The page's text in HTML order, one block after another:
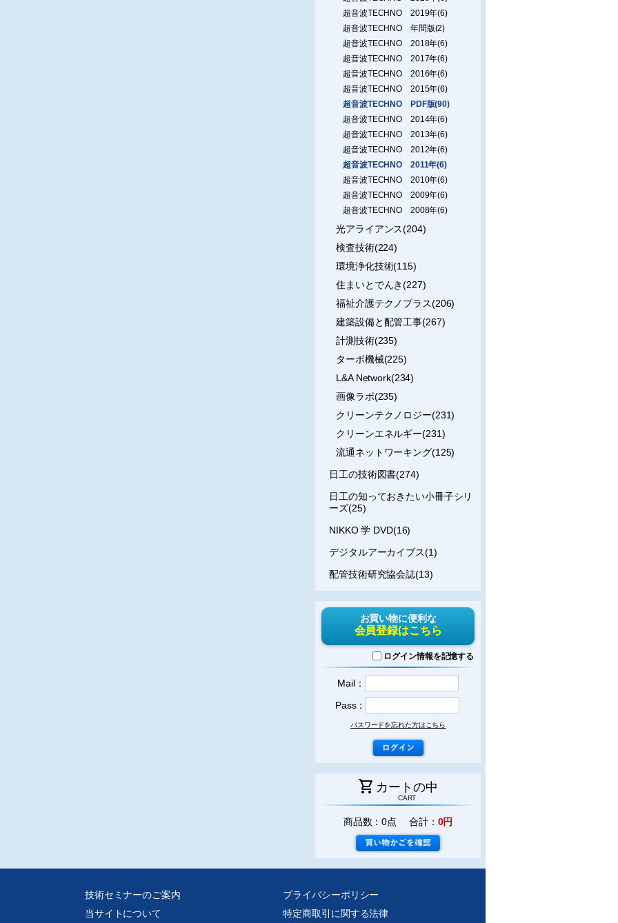
超音波TECHNO 2019年(6)
超音波TECHNO 年間版(2)
超音波TECHNO 2018年(6)
超音波TECHNO 2017年(6)
超音波TECHNO 2016年(6)
超音波TECHNO 2015年(6)
超音波TECHNO PDF版(90)
超音波TECHNO 2014年(6)
超音波TECHNO 2013年(6)
超音波TECHNO 2012年(6)
超音波TECHNO 2011年(6)
超音波TECHNO 2010年(6)
超音波TECHNO 2009年(6)
超音波TECHNO 2008年(6)
光アライアンス(204)
検査技術(224)
環境浄化技術(115)
住まいとでんき(227)
福祉介護テクノプラス(206)
建築設備と配管工事(267)
計測技術(235)
ターボ機械(225)
L&A Network(234)
画像ラボ(235)
クリーンテクノロジー(231)
クリーンエネルギー(231)
流通ネットワーキング(125)
日工の技術図書(274)
日工の知っておきたい小冊子シリ
ーズ(25)
NIKKO 学 DVD(16)
デジタルアーカイブス(1)
配管技術研究協会誌(13)
お買い物に便利な
会員登録はこちら
ログイン情報を記憶する
Mail：
Pass：
パスワードを忘れた方はこちら
shopping_cart カートの中
CART
商品数：0点 合計： 0円
技術セミナーのご案内
当サイトについて
プライバシーポリシー
特定商取引に関する法律